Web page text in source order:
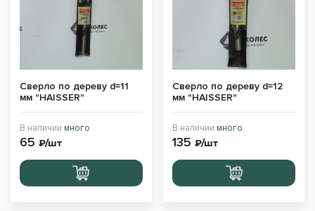
Сверло по дереву d=11
мм "HAISSER"
В наличии много
65 ₽/шт
Перейти
в корзину
Сверло по дереву d=12
мм "HAISSER"
В наличии много
135 ₽/шт
Перейти
в корзину